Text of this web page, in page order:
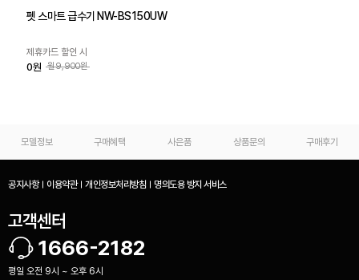
펫 스마트 급수기 NW-BS150UW
제휴카드 할인 시
0원 월9,900원
모델정보 구매혜택 사은품 상품문의 구매후기
공지사항 이용약관 개인정보처리방침 명의도용 방지 서비스
고객센터
1666-2182
평일 오전 9시 ~ 오후 6시